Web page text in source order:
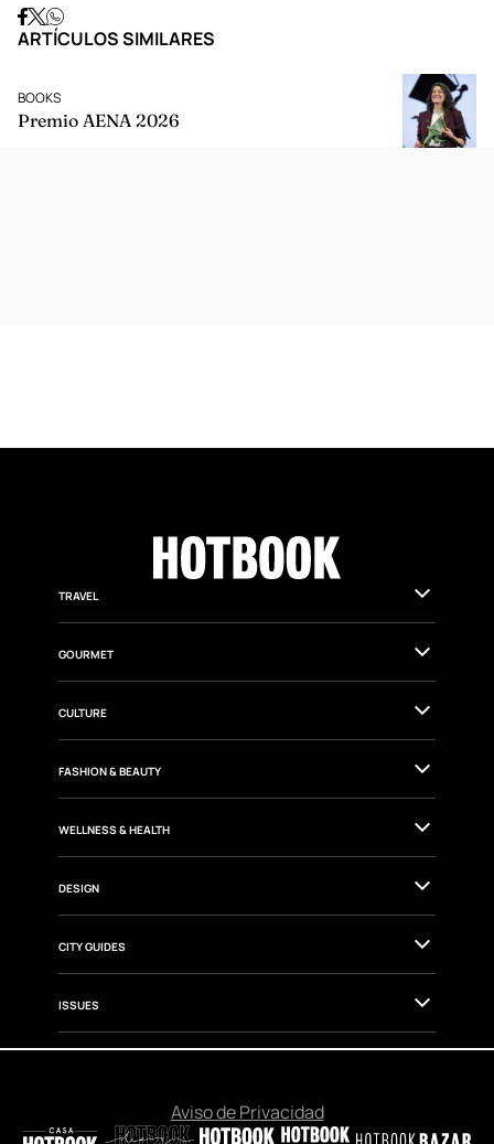
ARTÍCULOS SIMILARES
BOOKS
Premio AENA 2026
TRAVEL
GOURMET
CULTURE
FASHION & BEAUTY
WELLNESS & HEALTH
DESIGN
CITY GUIDES
ISSUES
Aviso de Privacidad